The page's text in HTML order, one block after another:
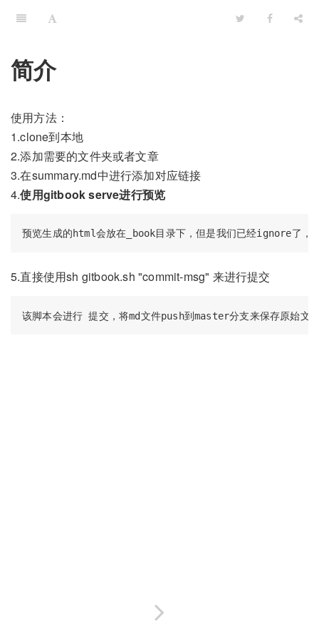
简介
使用方法：
1.clone到本地
2.添加需要的文件夹或者文章
3.在summary.md中进行添加对应链接
4.使用gitbook serve进行预览
5.直接使用sh gitbook.sh "commit-msg" 来进行提交